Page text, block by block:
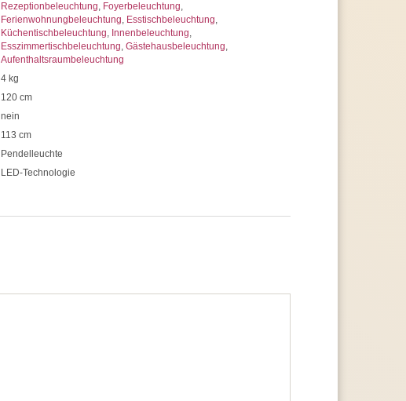
Rezeptionbeleuchtung, Foyerbeleuchtung,
Ferienwohnungbeleuchtung, Esstischbeleuchtung,
Küchentischbeleuchtung, Innenbeleuchtung,
Esszimmertischbeleuchtung, Gästehausbeleuchtung,
Aufenthaltsraumbeleuchtung
4 kg
120 cm
nein
113 cm
Pendelleuchte
LED-Technologie